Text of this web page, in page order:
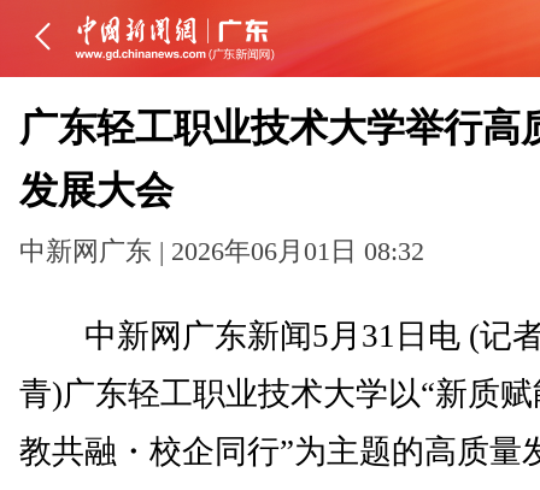
广东轻工职业技术大学举行高
发展大会
中新网广东 | 2026年06月01日 08:32
中新网广东新闻5月31日电 (记
青)广东轻工职业技术大学以“新质
教共融・校企同行”为主题的高质量